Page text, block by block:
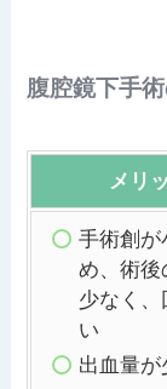
腹腔鏡下手
メリ
手術創が
め、術後
少なく、
い
出血量が